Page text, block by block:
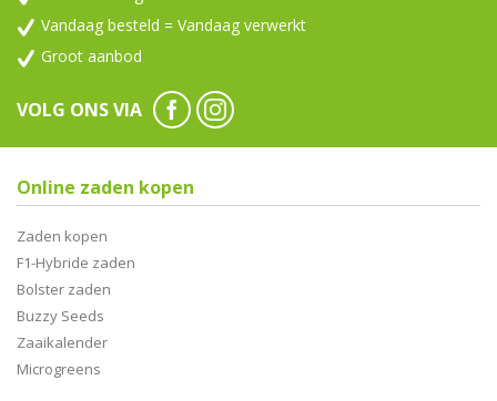
Vandaag besteld = Vandaag verwerkt
Groot aanbod
VOLG ONS VIA
Online zaden kopen
Zaden kopen
F1-Hybride zaden
Bolster zaden
Buzzy Seeds
Zaaikalender
Microgreens